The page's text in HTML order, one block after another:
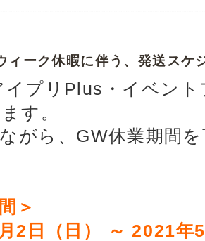
ィーク休暇に伴う、発送スケ
イプリPlus・イベン
す。
がら、GW休業期間
＞
2日（日） ～ 2021年